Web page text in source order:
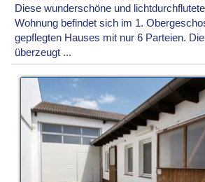
Diese wunderschöne und
Wohnung befindet sich im 1.
gepflegten Hauses mit nur 6 Parteien.
überzeugt ...